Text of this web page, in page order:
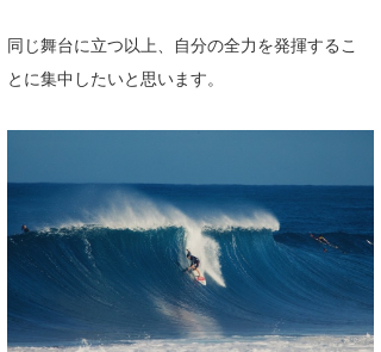
同じ舞台に立つ以上、自分の全力を発揮するこ
とに集中したいと思います。